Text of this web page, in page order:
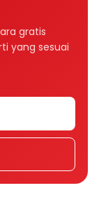
gratis
yang sesuai